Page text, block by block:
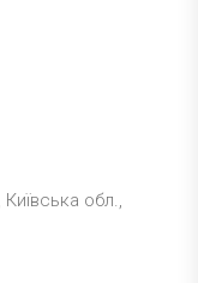
обл.,